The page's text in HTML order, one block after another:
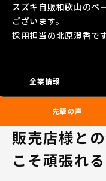
スズキ自販和歌山のペ
ございます。
採用担当の北原澄香です
パクトカーを中心に
これまで活躍の幅を広
年に100周年を迎えまし
私たちはそんなスズキ
ーです！
当社は和歌山県内での
企業情報
先輩の声
販売店様と
こそ頑張れる